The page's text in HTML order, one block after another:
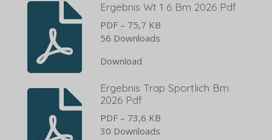
Ergebnis Wt 1 6 Bm 2026 Pdf
PDF – 75,7 KB
56 Downloads
Download
Ergebnis Trap Sportlich Bm
2026 Pdf
PDF – 73,6 KB
30 Downloads